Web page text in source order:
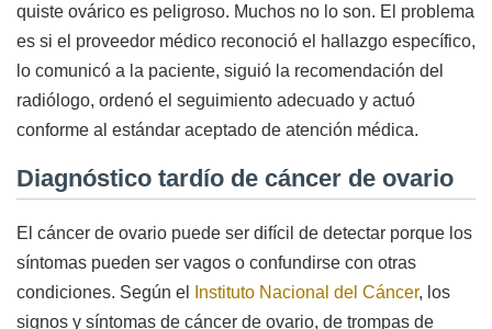
quiste ovárico es peligroso. Muchos no lo son. El problema
es si el proveedor médico reconoció el hallazgo específico,
lo comunicó a la paciente, siguió la recomendación del
radiólogo, ordenó el seguimiento adecuado y actuó
conforme al estándar aceptado de atención médica.
Diagnóstico tardío de cáncer de ovario
El cáncer de ovario puede ser difícil de detectar porque los
síntomas pueden ser vagos o confundirse con otras
condiciones. Según el
Instituto Nacional del Cáncer, los
signos y síntomas de cáncer de ovario, de trompas de